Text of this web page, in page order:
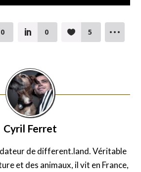
0 0 5
Cyril Ferret
de different.land. Véritable
et des animaux, il vit en France,